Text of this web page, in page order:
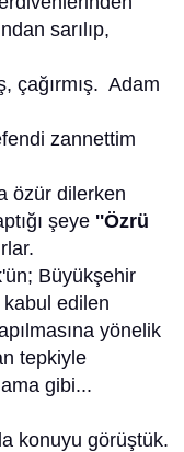
sarılıp,
çağırmış. Adam
zannettim
özür dilerken
şeye ''Özrü
Büyükşehir
edilen
yönelik
tepkiyle
gibi...
konuyu görüştük.